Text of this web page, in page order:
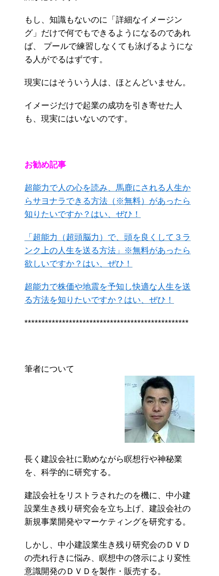
もし、知識もないのに「詳細なイメージン
グ」だけで何でもできるようになるのであれ
ば、 プールで練習しなくても泳げるようにな
る人がでるはずです。
現実にはそういう人は、ほとんどいません。
イメージだけで起業の成功を引き寄せた人
も、現実にはいないのです。
お勧め記事
超能力で人の心を読み、馬鹿にされる人生か
らサヨナラできる方法（※無料）があったら
知りたいですか？はい、ぜひ！
「超能力（超頭脳力）で、頭を良くして３ラ
ンク上の人生を送る方法」※無料があったら
欲しいですか？はい、ぜひ！
超能力で株価や地震を予知し快適な人生を送
る方法を知りたいですか？はい、ぜひ！
************************************************
筆者について
長く建設会社に勤めながら瞑想行や神秘業
を、科学的に研究する。
建設会社をリストラされたのを機に、中小建
設業生き残り研究会を立ち上げ、建設会社の
新規事業開発やマーケティングを研究する。
しかし、中小建設業生き残り研究会のＤＶＤ
の売れ行きに悩み、瞑想中の啓示により変性
意識開発のＤＶＤを製作・販売する。